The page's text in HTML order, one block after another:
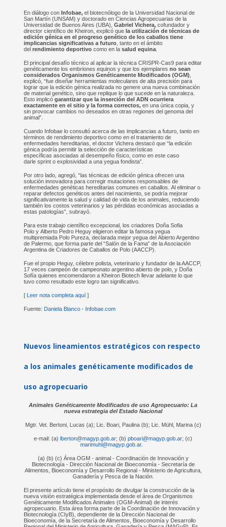
En diálogo con Infobae,el biotecnólogo de la Universidad Nacional de
San Martín (UNSAM) y doctorado en Ciencias Agropecuarias de la
Universidad de Buenos Aires (UBA), Gabriel Vichera,cofundador y
director científico de Kheiron, explicó que la utilización de técnicas de
edición génica en el progreso genético de los caballos tiene
implicancias significativas a futuro, tanto en el ámbito
del rendimiento deportivocomo en la salud equina.
El principal desafío técnico al aplicar la técnica CRISPR-Cas9 para editar
genéticamente los embriones equinos y que los ejemplares no sean
considerados Organismos Genéticamente Modificados (OGM)
explicó, “fue diseñar herramientas moleculares de alta precisión para
lograr que la edición génica realizada no genere una nueva combinación
de material genético, sino que replique lo que sucede en la naturaleza.
Esto implicó garantizar que la inserción del ADN ocurriera
exactamente en el sitio y la forma correctos, en una única copia, y
sin provocar cambios no deseados en otras regiones del genoma del
animal”.
Cuando Infobae lo consultó acerca de las implicancias a futuro, tanto en
términos de rendimiento deportivo como en el tratamiento de
enfermedades hereditarias, el doctor Vichera destacó que “la edición
génica podría permitir la selección de características
específicas asociadas al desempeño físico, como en este caso
darle sprint o explosividad a una yegua fondista”.
Por otro lado, agregó, “las técnicas de edición génica ofrecen una
solución innovadora para corregir mutaciones responsables de
enfermedades genéticas hereditarias comunes en caballos. Al eliminar o
reparar defectos genéticos antes del nacimiento, se podría mejorar
significativamente la salud y calidad de vida de los animales, reduciendo
también los costos veterinarios y las pérdidas económicas asociadas a
estas patologías”, subrayó.
Para este trabajo científico excepcional, los criadores Doña Sofia
Polo y Alberto Pedro Heguy eligieron editar la famosa yegua
multipremiada Polo Pureza, declarada mejor yegua del Abierto Argentino
de Palermo, que forma parte del “Salón de la Fama” de la Asociación
Argentina de Criadores de Caballos de Polo (AACCP).
Fue el propio Heguy, célebre polista, veterinario y fundador de la AACCP,
17 veces campeón de campeonato argentino abierto de polo, y Doña
Sofía quienes encomendaron a Kheiron Biotech llevar adelante lo que
tuvo como resultado este logro tan significativo.
[Leer nota completa aquí ]
Fuente: Daniela Blanco - Infobae.com
Nuevos lineamientos estratégicos con respecto
a los animales genéticamente modificados de
uso agropecuario
Animales Genéticamente Modificados de uso Agropecuario: La
nueva estrategia del Estado Nacional
Mgtr. Vet. Bertoni, Lucas (a); Lic. Boari, Paulina (b); Lic. Mühl, Marina (c)
e-mail: (a) lberton@magyp.gob.ar; (b) pboari@magyp.gob.ar; (c)
marimuhl@magyp.gob.ar.
(a) (b) (c) Área OGM - animal - Coordinación de Innovación y
Biotecnología - Dirección Nacional de Bioeconomía - Secretaría de
Alimentos, Bioeconomía y Desarrollo Regional - Ministerio de Agricultura,
Ganadería y Pesca de la Nación.
El presente artículo tiene el propósito de divulgar la construcción de la
nueva visión estratégica implementada desde el área de Organismos
Genéticamente Modificados Animales (OGM-Animal) de interés
agropecuario. Esta área forma parte de la Coordinación de Innovación y
Biotecnología (CIyB), dependiente de la Dirección Nacional de
Bioeconomía, de la Secretaría de Alimentos, Bioeconomía y Desarrollo